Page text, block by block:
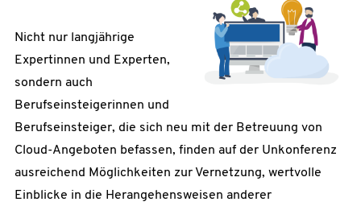
Nicht nur langjährige
Expertinnen und Experten,
sondern auch
Berufseinsteigerinnen und
Berufseinsteiger, die sich neu mit der Betreuung von
Cloud-Angeboten befassen, finden auf der Unkonferenz
ausreichend Möglichkeiten zur Vernetzung, wertvolle
Einblicke in die Herangehensweisen anderer